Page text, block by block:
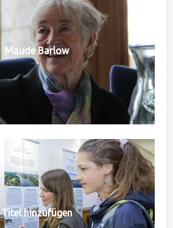
Maude Barlow
Titel hinzufügen